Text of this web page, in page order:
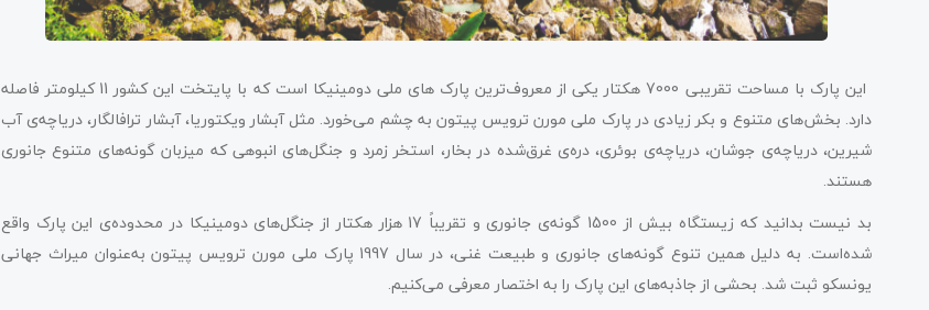
این پارک با مساحت تقریبی 7000 هکتار یکی از معروف‌ترین پارک های ملی دومینیکا است که با پایتخت این کشور 11 کیلومتر فاصله
دارد. بخش‌های متنوع و بکر زیادی در پارک ملی مورن ترویس پیتون به چشم می‌خورد. مثل آبشار ویکتوریا، آبشار ترافالگار، دریاچه‌ی آب
شیرین، دریاچه‌ی جوشان، دریاچه‌ی بوئری، دره‌ی غرق‌شده در بخار، استخر زمرد و جنگل‌های انبوهی که میزبان گونه‌های متنوع جانوری
هستند.
بد نیست بدانید که زیستگاه بیش از 1500 گونه‌ی جانوری و تقریباً 17 هزار هکتار از جنگل‌های دومینیکا در محدوده‌ی این پارک واقع
شده‌است. به دلیل همین تنوع گونه‌های جانوری و طبیعت غنی، در سال 1997 پارک ملی مورن ترویس پیتون به‌عنوان میراث جهانی
یونسکو ثبت شد. بحشی از جاذبه‌های این پارک را به اختصار معرفی می‌کنیم.